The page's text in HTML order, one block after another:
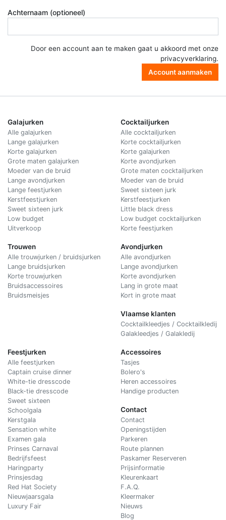
Achternaam (optioneel)
Door een account aan te maken gaat u akkoord met onze
privacyverklaring.
Account aanmaken
Galajurken
Alle galajurken
Lange galajurken
Korte galajurken
Grote maten galajurken
Moeder van de bruid
Lange avondjurken
Lange feestjurken
Kerstfeestjurken
Sweet sixteen jurk
Low budget
Uitverkoop
Trouwen
Alle trouwjurken / bruidsjurken
Lange bruidsjurken
Korte trouwjurken
Bruidsaccessoires
Bruidsmeisjes
Cocktailjurken
Alle cocktailjurken
Korte cocktailjurken
Korte galajurken
Korte avondjurken
Grote maten cocktailjurken
Moeder van de bruid
Sweet sixteen jurk
Kerstfeestjurken
Little black dress
Low budget cocktailjurken
Korte feestjurken
Avondjurken
Alle avondjurken
Lange avondjurken
Korte avondjurken
Lang in grote maat
Kort in grote maat
Vlaamse klanten
Cocktailkleedjes / Cocktailkledij
Galakleedjes / Galakledij
Feestjurken
Alle feestjurken
Captain cruise dinner
White-tie dresscode
Black-tie dresscode
Sweet sixteen
Schoolgala
Kerstgala
Sensation white
Examen gala
Prinses Carnaval
Bedrijfsfeest
Haringparty
Prinsjesdag
Red Hat Society
Nieuwjaarsgala
Luxury Fair
Accessoires
Tasjes
Bolero's
Heren accessoires
Handige producten
Contact
Contact
Openingstijden
Parkeren
Route plannen
Paskamer Reserveren
Prijsinformatie
Kleurenkaart
F.A.Q.
Kleermaker
Nieuws
Blog